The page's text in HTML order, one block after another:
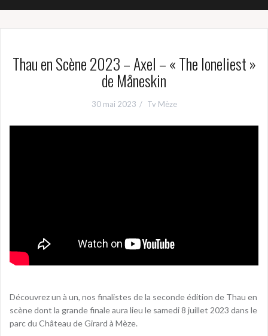
Thau en Scène 2023 – Axel – « The loneliest »
de Måneskin
30 mai 2023 Tv Mèze
Découvrez un à un, nos finalistes de la seconde édition de Thau en
scène dont la grande finale aura lieu le samedi 8 juillet 2023 dans le
parc du Château de Girard à Mèze.